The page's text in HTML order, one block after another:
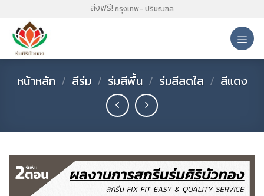
content
ส่งฟรี! กรุงเทพ- ปริมณฑล
หน้าหลัก / สีร่ม / ร่มสีพื้น / ร่มสีสดใส / สีแดง